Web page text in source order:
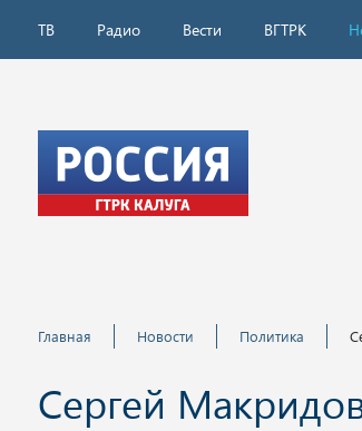
ТВ Радио Вести ВГТРК
Главная Новости Политика
Сергей